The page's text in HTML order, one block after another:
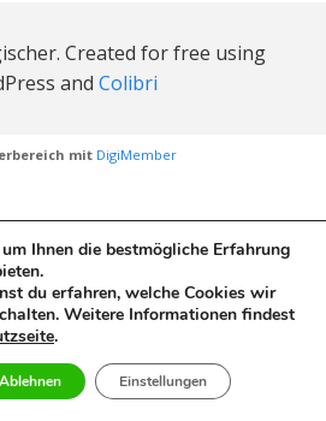
Created for free using
and Colibri
mit DigiMember
Ihnen die bestmögliche Erfahrung
du erfahren, welche Cookies wir
Weitere Informationen findest
.
Ablehnen Einstellungen